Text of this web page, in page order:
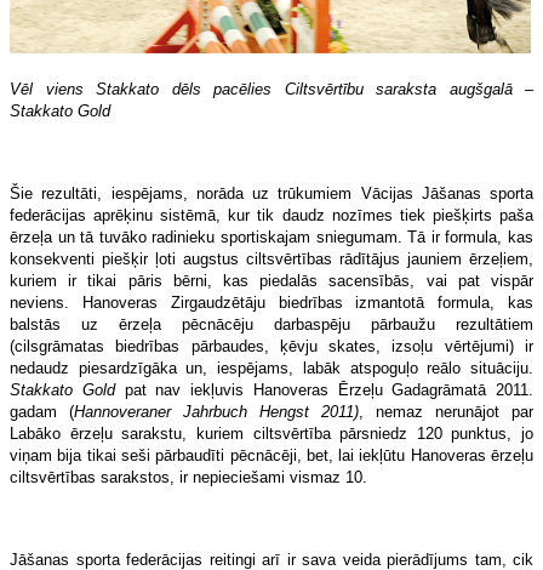
Vēl viens Stakkato dēls pacēlies Ciltsvērtību saraksta augšgalā –
Stakkato Gold
Šie rezultāti, iespējams, norāda uz trūkumiem Vācijas Jāšanas sporta
federācijas aprēķinu sistēmā, kur tik daudz nozīmes tiek piešķirts paša
ērzeļa un tā tuvāko radinieku sportiskajam sniegumam. Tā ir formula, kas
konsekventi piešķir ļoti augstus ciltsvērtības rādītājus jauniem ērzeļiem,
kuriem ir tikai pāris bērni, kas piedalās sacensībās, vai pat vispār
neviens. Hanoveras Zirgaudzētāju biedrības izmantotā formula, kas
balstās uz ērzeļa pēcnācēju darbaspēju pārbaužu rezultātiem
(cilsgrāmatas biedrības pārbaudes, ķēvju skates, izsoļu vērtējumi) ir
nedaudz piesardzīgāka un, iespējams, labāk atspoguļo reālo situāciju.
Stakkato Goldpat nav iekļuvis Hanoveras Ērzeļu Gadagrāmatā 2011.
gadam (Hannoveraner Jahrbuch Hengst 2011) , nemaz nerunājot par
Labāko ērzeļu sarakstu, kuriem ciltsvērtība pārsniedz 120 punktus, jo
viņam bija tikai seši pārbaudīti pēcnācēji, bet, lai iekļūtu Hanoveras ērzeļu
ciltsvērtības sarakstos, ir nepieciešami vismaz 10.
Jāšanas sporta federācijas reitingi arī ir sava veida pierādījums tam, cik